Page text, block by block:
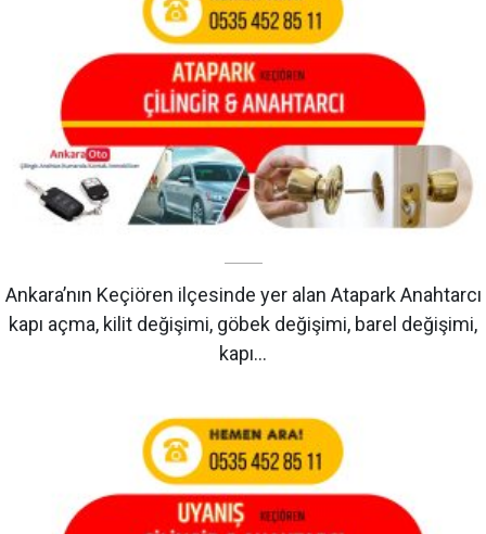
Ankara’nın Keçiören ilçesinde yer alan Atapark Anahtarcı
kapı açma, kilit değişimi, göbek değişimi, barel değişimi,
kapı…